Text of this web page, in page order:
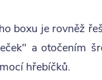
boxu je rovněž
a otočením
hřebíčků.